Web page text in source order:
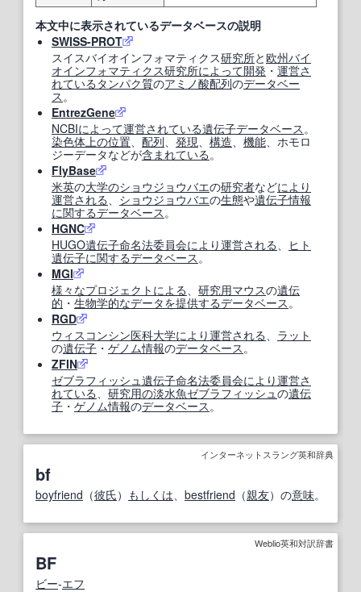
本文中に表示されているデータベースの説明
SWISS-PROT
スイスバイオインフォマティクス研究所と欧州バイ
オインフォマティクス研究所によって開発 ・ 運営さ
れている タンパク質のアミノ酸配列のデータベー
ス 。
EntrezGene
NCBIによって運営されている遺伝子データベース 。
染色体 上の位置 配列 発現 構造 機能 、ホモロ
ジーデータなどが含まれている 。
FlyBase
米英の大学のショウジョウバエの研究者などにより
運営される ショウジョウバエの生態や遺伝子情報
に関するデータベース 。
HGNC
HUGO遺伝子命名法委員会により運営される
ヒト
遺伝子に関するデータベース 。
MGI
様々なプロジェクト による 研究用マウスの遺伝
的 ・ 生物学的なデータを提供するデータベース 。
RGD
ウィスコンシン医科大学により運営される
ラット
の遺伝子 ・ ゲノム情報のデータベース 。
ZFIN
ゼブラフィッシュ 遺伝子命名法委員会により運営さ
れている
研究用の淡水魚ゼブラフィッシュ の遺伝
子 ・ ゲノム情報のデータベース 。
インターネットスラング英和辞典
bf
boyfriend （彼氏） もしくは bestfriend （親友）の意味。
Weblio英和対訳辞書
BF
ビー‐エフ